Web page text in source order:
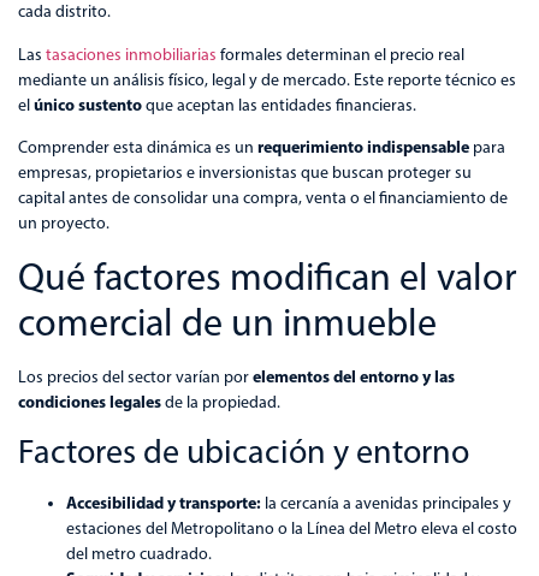
cada distrito.
Las tasaciones inmobiliarias formales determinan el precio real
mediante un análisis físico, legal y de mercado. Este reporte técnico es
elúnico sustentoque aceptan las entidades financieras.
Comprender esta dinámica es un requerimiento indispensable para
empresas, propietarios e inversionistas que buscan proteger su
capital antes de consolidar una compra, venta o el financiamiento de
un proyecto.
Qué factores modifican el valor
comercial de un inmueble
Los precios del sector varían porelementos del entorno y las
condiciones legalesde la propiedad.
Factores de ubicación y entorno
Accesibilidad y transporte: la cercanía a avenidas principales y
estaciones del Metropolitano o la Línea del Metro eleva el costo
del metro cuadrado.